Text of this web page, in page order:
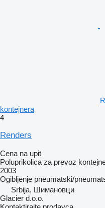
kontejnera
4
Renders
Cena na upit
Poluprikolica za prevoz
2003
Ogibljenje pneumatski/
Srbija, Шимановци
Glacier d.o.o.